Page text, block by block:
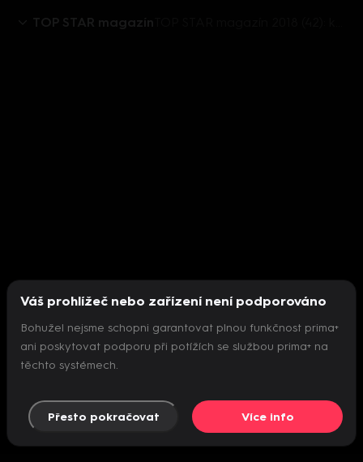
TOP STAR magazín
Nepodařilo se inicializovat přehrávač
Váš prohlížeč nebo zařízení není podporováno
Bohužel nejsme schopni garantovat plnou funkčnost prima+
ani poskytovat podporu při potížích se službou prima+ na
těchto systémech.
Přesto pokračovat Více info